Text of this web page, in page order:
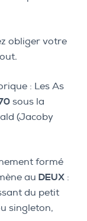
obliger votre
: Les As
sous la
(Jacoby
formé
au DEUX :
du petit
singleton,